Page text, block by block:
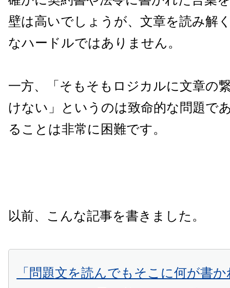
壁は高いでしょうが、文章を読み解
なハードルではありません。
一方、「そもそもロジカルに文章の
けない」というのは致命的な問題で
ることは非常に困難です。
以前、こんな記事を書きました。
「問題文を読んでもそこに何が書